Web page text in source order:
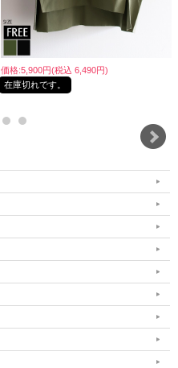
価格:5,900円(税込 6,490円)
在庫切れです。